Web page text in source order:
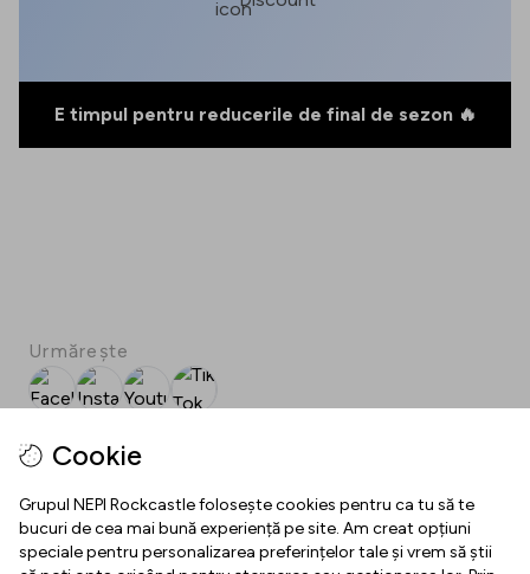
E timpul pentru reducerile de final de sezon 🔥
Cookie
Grupul NEPI Rockcastle folosește cookies pentru ca tu să te
bucuri de cea mai bună experiență pe site. Am creat opțiuni
speciale pentru personalizarea preferințelor tale și vrem să știi
Urmărește
FacebookInstagram
YoutubeTik Tok
Download SPOT
INFO